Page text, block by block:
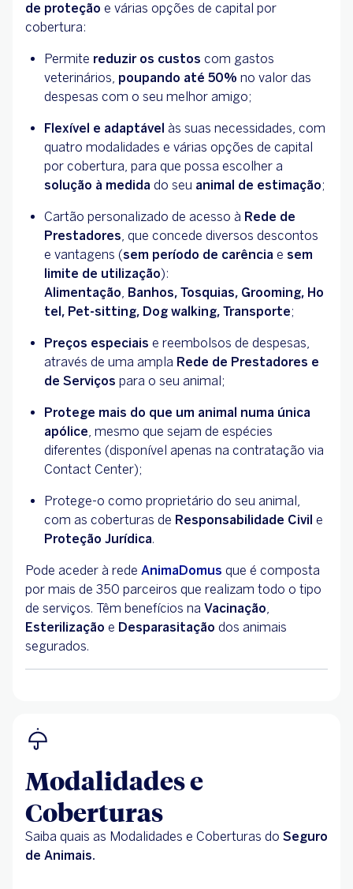
de proteção e várias opções de capital por
cobertura:
Permite reduzir os custos com gastos
veterinários, poupando até 50% no valor das
despesas com o seu melhor amigo;
Flexível e adaptável às suas necessidades, com
quatro modalidades e várias opções de capital
por cobertura, para que possa escolher a
solução à medida do seu animal de estimação;
Cartão personalizado de acesso à Rede de
Prestadores, que concede diversos descontos
e vantagens (sem período de carência e sem
limite de utilização):
Alimentação, Banhos, Tosquias, Grooming, Ho
tel, Pet-sitting, Dog walking, Transporte;
Preços especiais e reembolsos de despesas,
através de uma ampla Rede de Prestadores e
de Serviços para o seu animal;
Protege mais do que um animal numa única
apólice, mesmo que sejam de espécies
diferentes (disponível apenas na contratação via
Contact Center);
Protege-o como proprietário do seu animal,
com as coberturas de Responsabilidade Civil e
Proteção Jurídica.
Pode aceder à rede AnimaDomus que é composta
por mais de 350 parceiros que realizam todo o tipo
de serviços. Têm benefícios na Vacinação,
Esterilização e Desparasitação dos animais
segurados.
Modalidades e
Coberturas
Saiba quais as Modalidades e Coberturas do Seguro
de Animais.